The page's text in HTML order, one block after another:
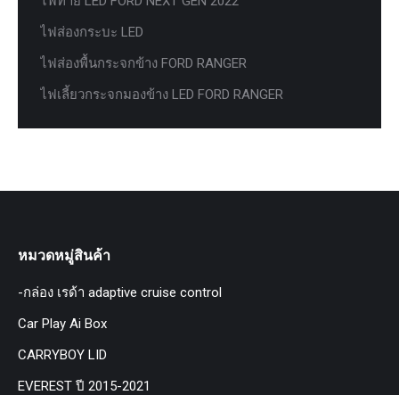
ไฟส่องกระบะ LED
ไฟส่องพื้นกระจกข้าง FORD RANGER
ไฟเลี้ยวกระจกมองข้าง LED FORD RANGER
หมวดหมู่สินค้า
-กล่อง เรด้า adaptive cruise control
Car Play Ai Box
CARRYBOY LID
EVEREST ปี 2015-2021